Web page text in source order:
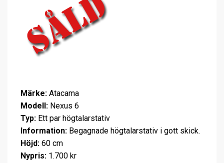
Märke: Atacama
Modell: Nexus 6
Typ: Ett par högtalarstativ
Information: Begagnade högtalarstativ i gott skick.
Höjd: 60 cm
Nypris: 1.700 kr